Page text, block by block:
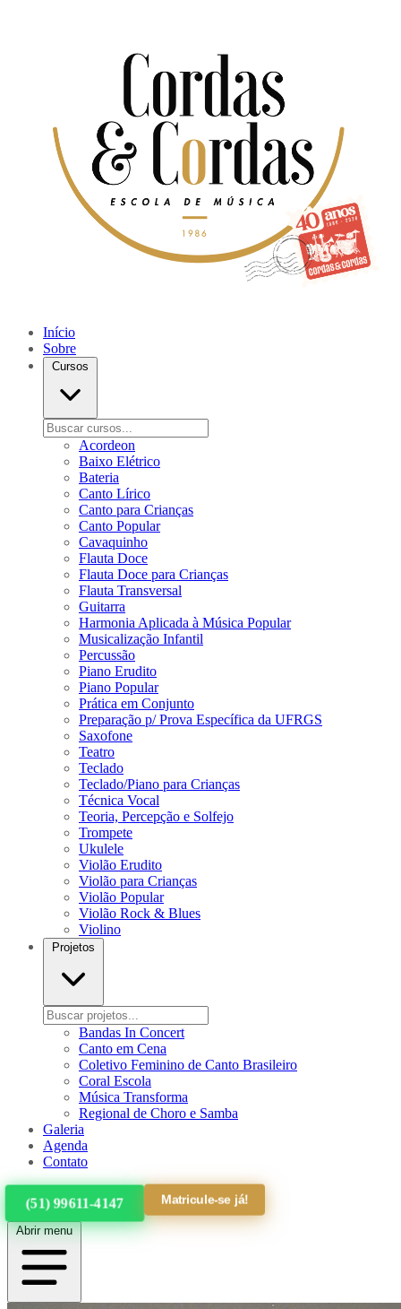
Início
Sobre
Cursos
Acordeon
Baixo Elétrico
Bateria
Canto Lírico
Canto para Crianças
Canto Popular
Cavaquinho
Flauta Doce
Flauta Doce para Crianças
Flauta Transversal
Guitarra
Harmonia Aplicada à Música Popular
Musicalização Infantil
Percussão
Piano Erudito
Piano Popular
Prática em Conjunto
Preparação p/ Prova Específica da UFRGS
Saxofone
Teatro
Teclado
Teclado/Piano para Crianças
Técnica Vocal
Teoria, Percepção e Solfejo
Trompete
Ukulele
Violão Erudito
Violão para Crianças
Violão Popular
Violão Rock & Blues
Violino
Projetos
Bandas In Concert
Canto em Cena
Coletivo Feminino de Canto Brasileiro
Coral Escola
Música Transforma
Regional de Choro e Samba
Galeria
Agenda
Contato
(51) 99611-4147 Matricule-se já!
Abrir menu